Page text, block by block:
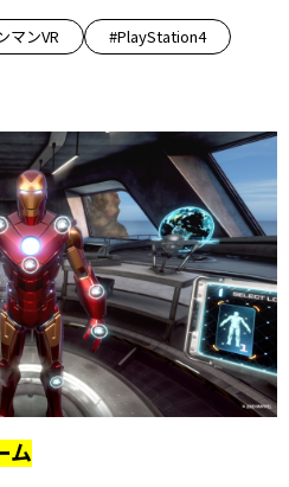
マンVR
#PlayStation4
ム